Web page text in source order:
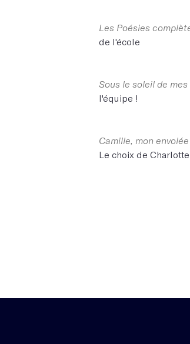
Les Poésies
de l'école
Sous le soleil de
l'équipe !
Camille, mon envolée
Le choix de